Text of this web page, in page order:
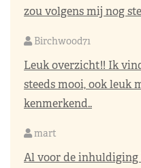
zou volgens mij nog
Birchwood71
Leuk overzicht!! Ik
steeds mooi, ook leuk
kenmerkend..
mart
Al voor de inhuldiging